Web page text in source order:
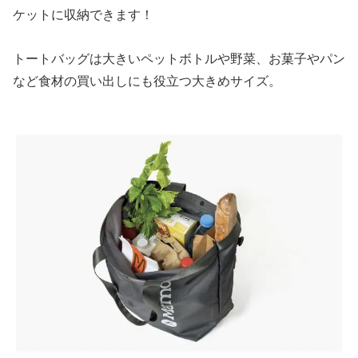
ケットに収納できます！
トートバッグは大きいペットボトルや野菜、お菓子やパン
など食材の買い出しにも役立つ大きめサイズ。